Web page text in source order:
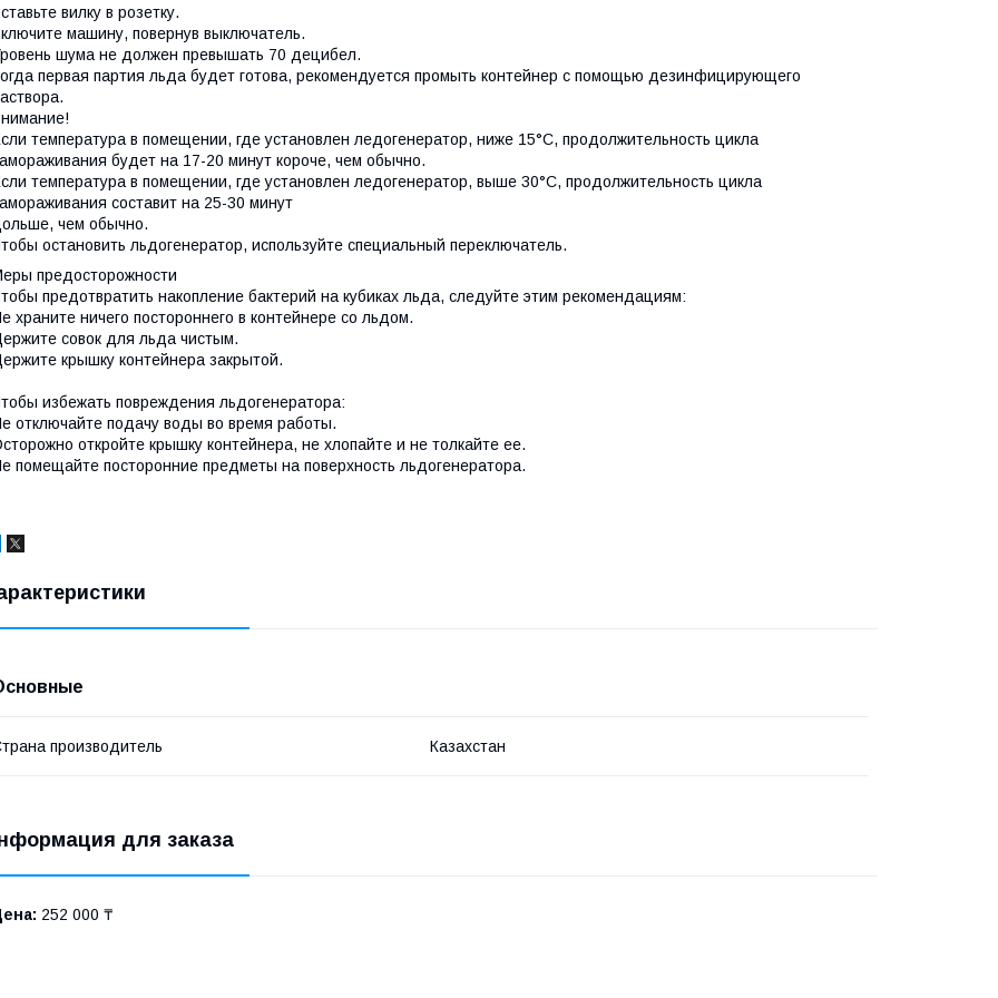
вилку в розетку.
машину, повернув выключатель.
шума не должен превышать 70 децибел.
первая партия льда будет готова, рекомендуется промыть контейнер с помощью дезинфицирующего
температура в помещении, где установлен ледогенератор, ниже 15°C, продолжительность цикла
будет на 17-20 минут короче, чем обычно.
температура в помещении, где установлен ледогенератор, выше 30°C, продолжительность цикла
составит на 25-30 минут
чем обычно.
остановить льдогенератор, используйте специальный переключатель.
предосторожности
предотвратить накопление бактерий на кубиках льда, следуйте этим рекомендациям:
храните ничего постороннего в контейнере со льдом.
совок для льда чистым.
крышку контейнера закрытой.
избежать повреждения льдогенератора:
отключайте подачу воды во время работы.
откройте крышку контейнера, не хлопайте и не толкайте ее.
помещайте посторонние предметы на поверхность льдогенератора.
производитель Казахстан
для заказа
252 000 ₸